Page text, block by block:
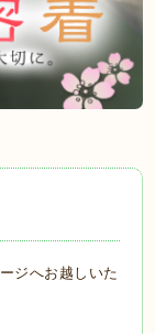
ジへお越しいた